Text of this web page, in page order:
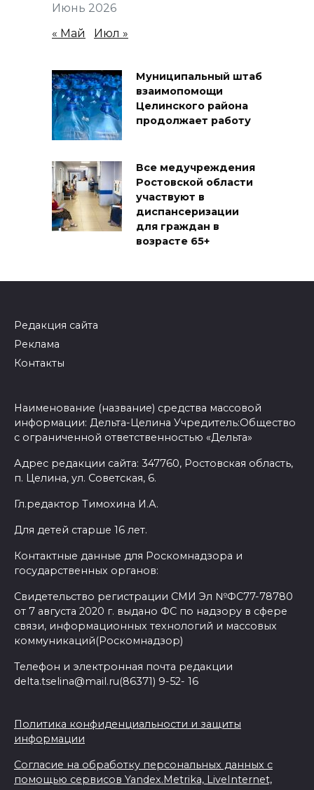
Июнь 2026
« Май Июл »
Муниципальный штаб
взаимопомощи
Целинского района
продолжает работу
Все медучреждения
Ростовской области
участвуют в
диспансеризации
для граждан в
возрасте 65+
Редакция сайта
Реклама
Контакты
Наименование (название) средства массовой
информации: Дельта-Целина Учредитель:Общество
с ограниченной ответственностью «Дельта»
Адрес редакции сайта: 347760, Ростовская область,
п. Целина, ул. Советская, 6.
Гл.редактор Тимохина И.А.
Для детей старше 16 лет.
Контактные данные для Роскомнадзора и
государственных органов:
Свидетельство регистрации СМИ Эл №ФС77-78780
от 7 августа 2020 г. выдано ФС по надзору в сфере
связи, информационных технологий и массовых
коммуникаций(Роскомнадзор)
Телефон и электронная почта редакции
delta.tselina@mail.ru(86371) 9-52- 16
Политика конфиденциальности и защиты
информации
Согласие на обработку персональных данных с
помощью сервисов Yandex.Metrika, LiveInternet,